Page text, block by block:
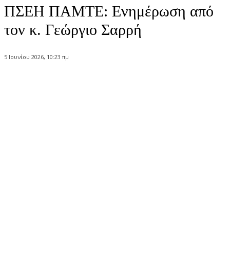
ΠΣΕΗ ΠΑΜΤΕ: Ενημέρωση από
τον κ. Γεώργιο Σαρρή
5 Ιουνίου 2026, 10:23 πμ